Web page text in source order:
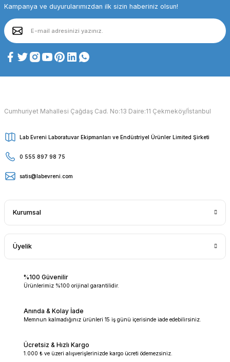
Kampanya ve duyurularımızdan ilk sizin haberiniz olsun!
Cumhuriyet Mahallesi Çağdaş Cad. No:13 Daire:11 Çekmeköy/İstanbul
Lab Evreni Laboratuvar Ekipmanları ve Endüstriyel Ürünler Limited Şirketi
0 555 897 98 75
satis@labevreni.com
Kurumsal
Üyelik
%100 Güvenilir
Ürünlerimiz %100 orijinal garantilidir.
Anında & Kolay İade
Memnun kalmadığınız ürünleri 15 iş günü içerisinde iade edebilirsiniz.
Ücretsiz & Hızlı Kargo
1.000 ₺ ve üzeri alışverişlerinizde kargo ücreti ödemezsiniz.